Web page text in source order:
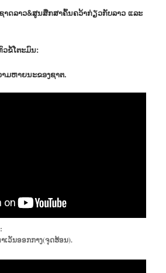
າດລາວ&ສູນສືກສາຄົ້ນຄວ້າກ່ຽວກັບລາວ ແລະ
ຂໍ້ໂຕະມົນ:
ມຫາຍນະຂອງຊາຕ.
ເວັນອອກກາງ(ຈຸດຮ້ອນ).